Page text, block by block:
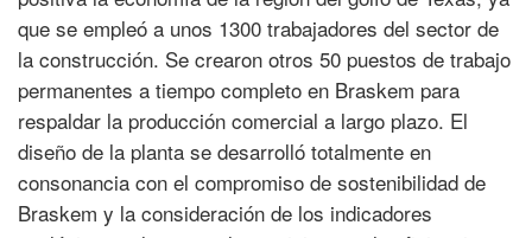
que se empleó a unos 1300 trabajadores del sector de
la construcción. Se crearon otros 50 puestos de trabajo
permanentes a tiempo completo en Braskem para
respaldar la producción comercial a largo plazo. El
diseño de la planta se desarrolló totalmente en
consonancia con el compromiso de sostenibilidad de
Braskem y la consideración de los indicadores